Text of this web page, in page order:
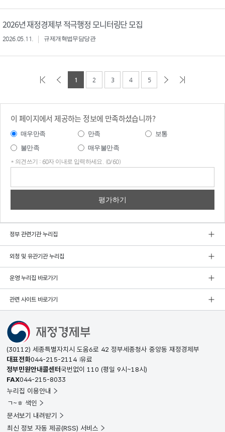
2026년 재정경제부 적극행정 모니터링단 모집
2026.05.11. 규제개혁법무담당관
1 2 3 4 5
이 페이지에서 제공하는 정보에 만족하셨습니까?
매우만족 만족
보통
불만족
매우불만족
* 의견쓰기 : 60자 이내로 입력하세요. (0/60)
정부 관련기관 누리집
외청 및 유관기관 누리집
운영 누리집 바로가기
관련 사이트 바로가기
(30112) 세종특별자치시 도움6로 42 정부세종청사 중앙동 재정경제부
대표전화044-215-2114 유료
정부민원안내콜센터국번없이 110 (평일 9시~18시)
FAX044-215-8033
누리집 이용안내
ㄱ~ㅎ 색인
문서보기 내려받기
최신 정보 자동 제공(RSS) 서비스